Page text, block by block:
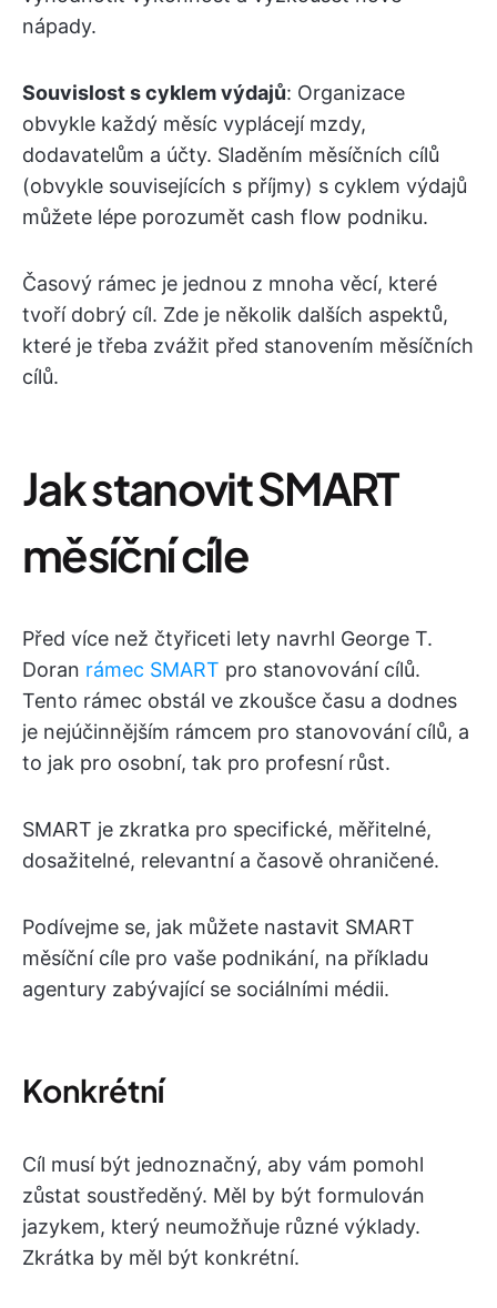
nápady.
Souvislost s cyklem výdajů: Organizace
obvykle každý měsíc vyplácejí mzdy,
dodavatelům a účty. Sladěním měsíčních cílů
(obvykle souvisejících s příjmy) s cyklem výdajů
můžete lépe porozumět cash flow podniku.
Časový rámec je jednou z mnoha věcí, které
tvoří dobrý cíl. Zde je několik dalších aspektů,
které je třeba zvážit před stanovením měsíčních
cílů.
Jak stanovit SMART
měsíční cíle
Před více než čtyřiceti lety navrhl George T.
Doran rámec SMART pro stanovování cílů.
Tento rámec obstál ve zkoušce času a dodnes
je nejúčinnějším rámcem pro stanovování cílů, a
to jak pro osobní, tak pro profesní růst.
SMART je zkratka pro specifické, měřitelné,
dosažitelné, relevantní a časově ohraničené.
Podívejme se, jak můžete nastavit SMART
měsíční cíle pro vaše podnikání, na příkladu
agentury zabývající se sociálními médii.
Konkrétní
Cíl musí být jednoznačný, aby vám pomohl
zůstat soustředěný. Měl by být formulován
jazykem, který neumožňuje různé výklady.
Zkrátka by měl být konkrétní.